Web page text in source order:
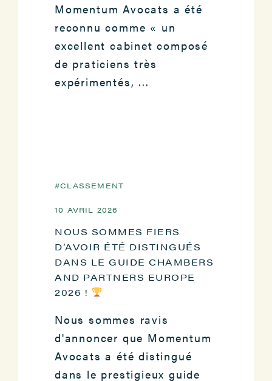
Momentum Avocats a été
reconnu comme « un
excellent cabinet composé
de praticiens très
expérimentés, ...
CLASSEMENT
10 AVRIL 2026
NOUS SOMMES FIERS
D’AVOIR ÉTÉ DISTINGUÉS
DANS LE GUIDE CHAMBERS
AND PARTNERS EUROPE
2026 !
Nous sommes ravis
d'annoncer que Momentum
Avocats a été distingué
dans le prestigieux guide